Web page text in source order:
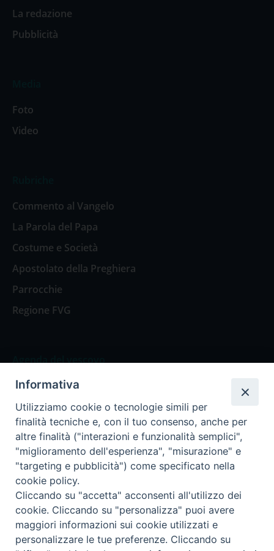
La redazione
Pubblicità
Foto
Video
Commento al Vangelo
La Parola del Papa
Costume e Società
Apostolato della Preghiera
Parrocchie
Regione FVG
Agenda del vescovo
Agenda del vescovo
Privacy Policy Trasparenza
Termini e Condizioni
Informativa per il trattamento dei dati personali
Informativa
Utilizziamo cookie o tecnologie simili per
finalità tecniche e, con il tuo consenso, anche per
altre finalità ("interazioni e funzionalità semplici",
"miglioramento dell'esperienza", "misurazione" e
"targeting e pubblicità") come specificato nella
cookie policy.
Cliccando su "accetta" acconsenti all'utilizzo dei
cookie. Cliccando su "personalizza" puoi avere
maggiori informazioni sui cookie utilizzati e
personalizzare le tue preferenze. Cliccando su